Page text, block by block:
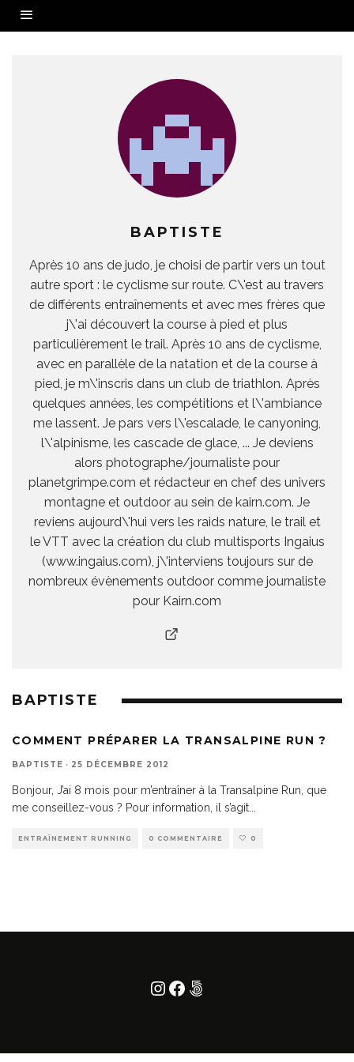
BAPTISTE
Après 10 ans de judo, je choisi de partir vers un tout
autre sport : le cyclisme sur route. C\'est au travers
de différents entraînements et avec mes frères que
j\'ai découvert la course à pied et plus
particulièrement le trail. Après 10 ans de cyclisme,
avec en parallèle de la natation et de la course à
pied, je m\'inscris dans un club de triathlon. Après
quelques années, les compétitions et l\'ambiance
me lassent. Je pars vers l\'escalade, le canyoning,
l\'alpinisme, les cascade de glace, ... Je deviens
alors photographe/journaliste pour
planetgrimpe.com et rédacteur en chef des univers
montagne et outdoor au sein de kairn.com. Je
reviens aujourd\'hui vers les raids nature, le trail et
le VTT avec la création du club multisports Ingaius
(www.ingaius.com), j\'interviens toujours sur de
nombreux évènements outdoor comme journaliste
pour Kairn.com
BAPTISTE
COMMENT PRÉPARER LA TRANSALPINE RUN ?
BAPTISTE · 25 DÉCEMBRE 2012
Bonjour, J’ai 8 mois pour m’entraîner à la Transalpine Run, que
me conseillez-vous ? Pour information, il s’agit
ENTRAÎNEMENT RUNNING 0 COMMENTAIRE 0
Instagram
Facebook
500px